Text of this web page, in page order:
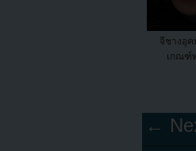
จีชางอุค
เกณฑ์
←